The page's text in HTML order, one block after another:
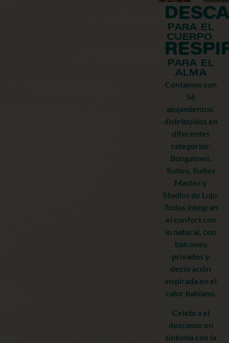
PARA EL
CUERPO,
PARA EL
ALMA
Contamos con
56
alojamientos,
distribuidos en
diferentes
categorías:
Bungalows,
Suites, Suites
Master y
Studios de Lujo.
Todos integran
el confort con
lo natural, con
balcones
privados y
decoración
inspirada en el
calor bahiano.
Celebra el
descanso en
sintonía con la